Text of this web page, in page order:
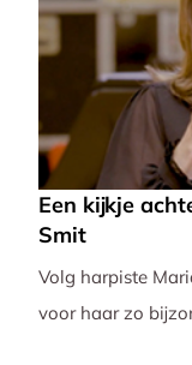
Een kijkje
Smit
Volg harpiste
voor haar zo